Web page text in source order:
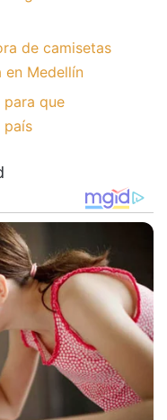
de camisetas
en Medellín
para que
país